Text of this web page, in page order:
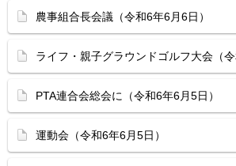
農事組合長会議（令和6年6月6日）
ライフ・親子グラウンドゴルフ大会（令
PTA連合会総会に（令和6年6月5日）
運動会（令和6年6月5日）